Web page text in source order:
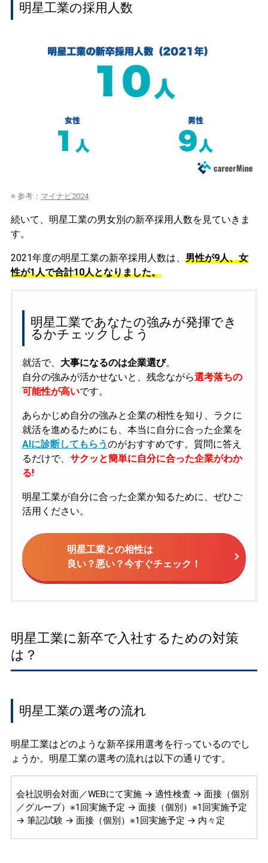
明星工業の採用人数
※ 参考： マイナビ2024
続いて、明星工業の男女別の新卒採用人数を見ていきま
す。
2021年度の明星工業の新卒採用人数は、 男性が9人、女
性が1人で合計10人となりました。
明星工業であなたの強みが発揮でき
るかチェックしよう
就活で、 大事になるのは企業選び。
自分の強みが活かせないと、残念ながら選考落ちの
可能性が高いです。
あらかじめ自分の強みと企業の相性を知り、ラクに
就活を進めるためにも、本当に自分に合った企業を
AIに診断してもらうのがおすすめです。質問に答え
るだけで、 サクッと簡単に自分に合った企業がわか
る!
明星工業が自分に合った企業か知るために、ぜひご
活用ください。
明星工業との相性は
良い？悪い？今すぐチェック！
明星工業に新卒で入社するための対策
は？
明星工業の選考の流れ
明星工業はどのような新卒採用選考を行っているのでし
ょうか。明星工業の選考の流れは以下の通りです。
会社説明会対面／WEBにて実施 → 適性検査 → 面接（個別
／グループ）※1回実施予定 → 面接（個別）※1回実施予定
→ 筆記試験 → 面接（個別）※1回実施予定 → 内々定